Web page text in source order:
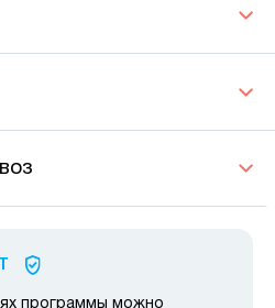
программы можно